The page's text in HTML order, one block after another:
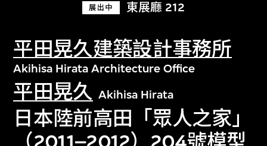
展出中 東展廳 212
平田晃久建築設計事務所
Akihisa Hirata Architecture Office
平田晃久 Akihisa Hirata
日本陸前高田「眾人之家」
文化藏品。